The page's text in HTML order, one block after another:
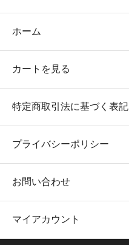
ホーム
カートを見る
特定商取引法に基づく表記
プライバシーポリシー
お問い合わせ
マイアカウント